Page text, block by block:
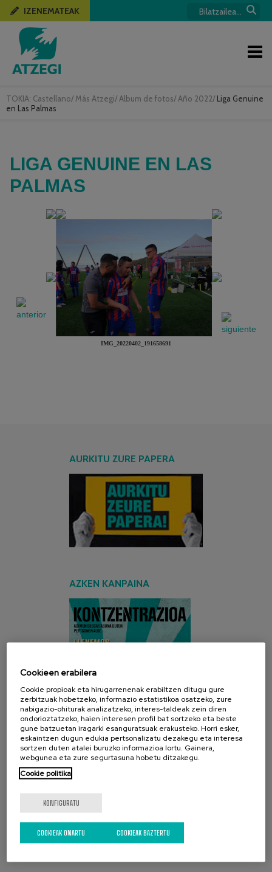
TOKIA: Castellano/ Más Atzegi/ Album de fotos/ Año 2022/ Liga Genuine
en Las Palmas
IZENEMATEAK
LIGA GENUINE EN LAS
PALMAS
IMG_20220402_191658691
AURKITU ZURE PAPERA
AZKEN KANPAINA
SARE SOZIALAK
Cookieen erabilera
Cookie propioak eta hirugarrenenak erabiltzen ditugu gure
zerbitzuak hobetzeko, informazio estatistikoa osatzeko, zure
nabigazio-ohiturak analizatzeko, interes-taldeak zein diren
ondorioztatzeko, haien interesen profil bat sortzeko eta beste
gune batzuetan iragarki esanguratsuak erakusteko. Horri esker,
eskaintzen dugun edukia pertsonalizatu dezakegu eta interesa
sortzen duten atalei buruzko informazioa lortu. Gainera,
webgunea eta zure segurtasuna hobetu ditzakegu.
Cookie politika
KONFIGURATU
COOKIEAK BAZTERTU
COOKIEAK ONARTU